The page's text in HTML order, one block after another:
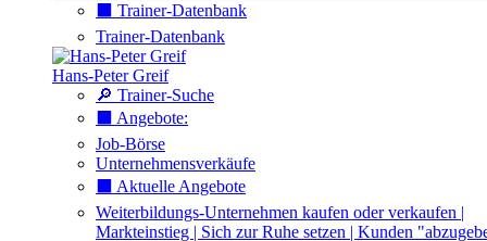
⬛️ Trainer-Datenbank
Trainer-Datenbank
Hans-Peter Greif
🔎 Trainer-Suche
⬛️ Angebote:
Job-Börse
Unternehmensverkäufe
⬛️ Aktuelle Angebote
Weiterbildungs-Unternehmen kaufen oder verkaufen |
Markteinstieg | Sich zur Ruhe setzen | Kunden